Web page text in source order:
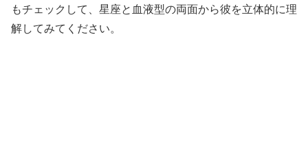
もチェックして、星座と血液型の両面から彼を立体的に理
解してみてください。